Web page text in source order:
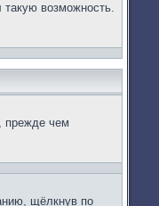
такую возможность.
прежде чем
щёлкнув по